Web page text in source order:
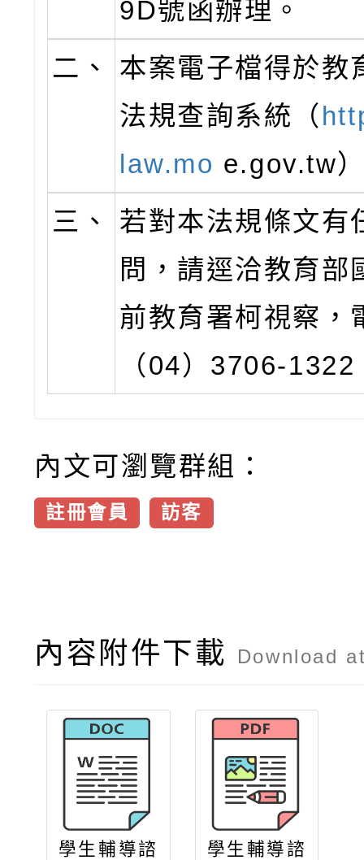
9D號函辦理。
二、
本案電子檔得於教
法規查詢系統（
law.mo e.gov.tw
三、
若對本法規條文有
問，請逕洽教育部
前教育署柯視察，
（04）3706-1322
內文可瀏覽群組：
註冊會員 訪客
內容附件下載 Download
學生輔導諮
學生輔導諮